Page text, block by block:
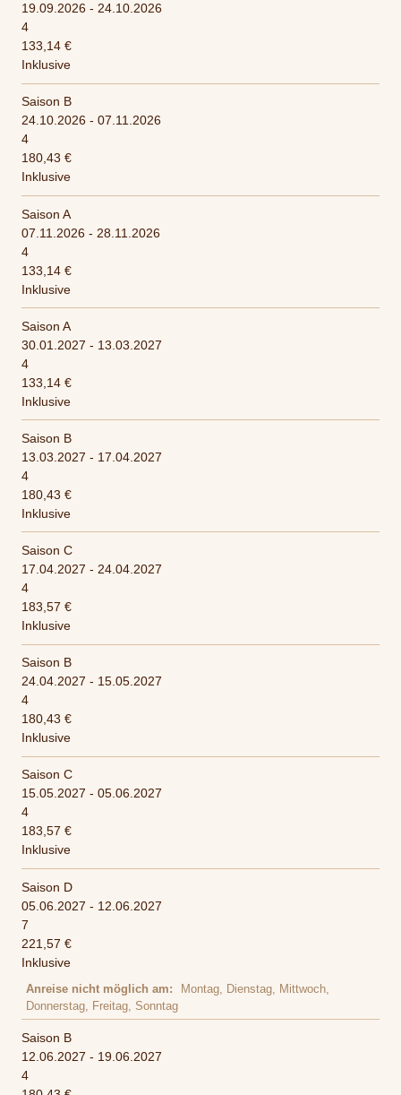
19.09.2026 - 24.10.2026
4
133,14 €
Inklusive
Saison B
24.10.2026 - 07.11.2026
4
180,43 €
Inklusive
Saison A
07.11.2026 - 28.11.2026
4
133,14 €
Inklusive
Saison A
30.01.2027 - 13.03.2027
4
133,14 €
Inklusive
Saison B
13.03.2027 - 17.04.2027
4
180,43 €
Inklusive
Saison C
17.04.2027 - 24.04.2027
4
183,57 €
Inklusive
Saison B
24.04.2027 - 15.05.2027
4
180,43 €
Inklusive
Saison C
15.05.2027 - 05.06.2027
4
183,57 €
Inklusive
Saison D
05.06.2027 - 12.06.2027
7
221,57 €
Inklusive
Anreise nicht möglich am
Montag, Dienstag, Mittwoch,
Donnerstag, Freitag, Sonntag
Saison B
12.06.2027 - 19.06.2027
4